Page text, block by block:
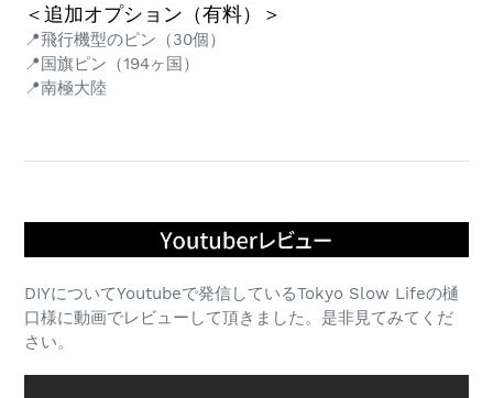
＜追加オプション（有料）＞
📍飛行機型のピン（30個）
📍国旗ピン（194ヶ国）
📍南極大陸
DIYについてYoutubeで発信しているTokyo Slow Lifeの樋
口様に動画でレビューして頂きました。是非見てみてくだ
さい。